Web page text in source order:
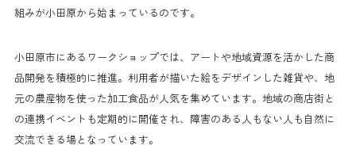
組みが小田原から始まっているのです。
小田原市にあるワークショップでは、アートや地域資源を活かした商
品開発を積極的に推進。利用者が描いた絵をデザインした雑貨や、地
元の農産物を使った加工食品が人気を集めています。地域の商店街と
の連携イベントも定期的に開催され、障害のある人もない人も自然に
交流できる場となっています。